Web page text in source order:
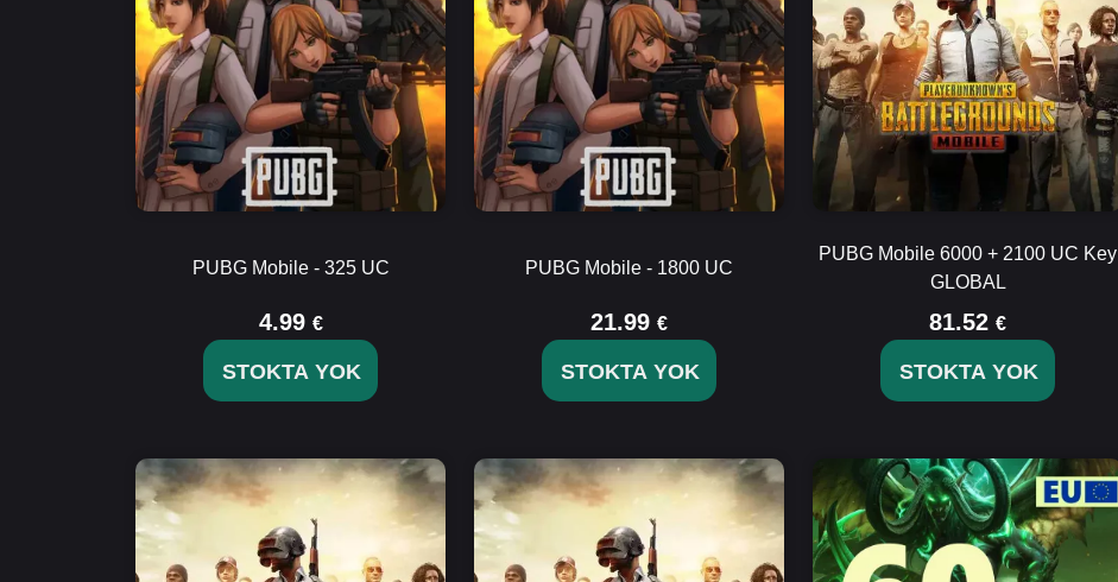
PUBG Mobile - 325 UC
4.99 €
STOKTA YOK
PUBG Mobile - 1800 UC
21.99 €
STOKTA YOK
PUBG Mobile 6000 + 2100 UC Key
GLOBAL
81.52 €
STOKTA YOK